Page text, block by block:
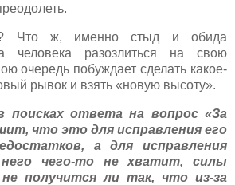
Что ж, именно стыд и обида
человека разозлиться на свою
очередь побуждает сделать какое-
рывок и взять «новую высоту».
поисках ответа на вопрос «За
что это для исправления его
а для исправления
чего-то не хватит, силы
получится ли так, что из-за